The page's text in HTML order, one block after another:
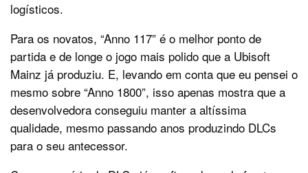
logísticos.
Para os novatos, “Anno 117” é o melhor ponto de
partida e de longe o jogo mais polido que a Ubisoft
Mainz já produziu. E, levando em conta que eu pensei o
mesmo sobre “Anno 1800”, isso apenas mostra que a
desenvolvedora conseguiu manter a altíssima
qualidade, mesmo passando anos produzindo DLCs
para o seu antecessor.